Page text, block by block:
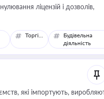
ліцензій і дозволів,
Торгівля
Будівельна
діяльність
які імпортують,